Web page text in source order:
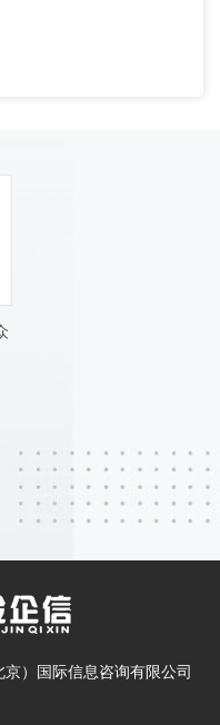
）国际信息咨询有限公司